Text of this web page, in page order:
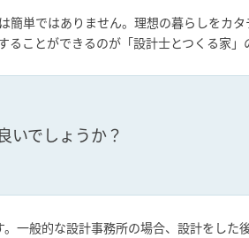
簡単ではありません。理想の暮らしをカ
ことができるのが「設計士とつくる家」
いでしょうか？
一般的な設計事務所の場合、設計をし